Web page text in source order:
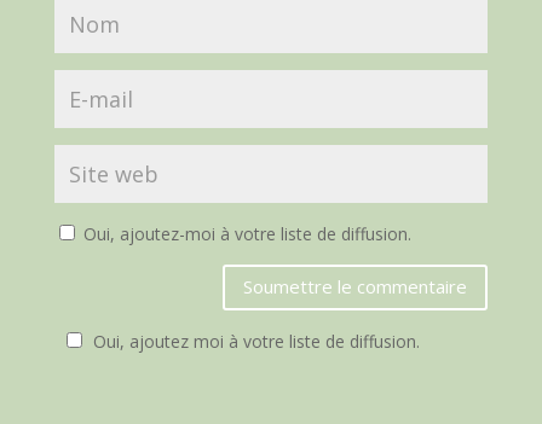
Oui, ajoutez-moi à votre liste de diffusion.
Soumettre le commentaire
Oui, ajoutez moi à votre liste de diffusion.